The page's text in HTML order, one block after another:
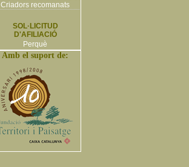
Criadors recomanats
SOL·LICITUD
D'AFILIACIÓ
Perquè
Amb el suport de: